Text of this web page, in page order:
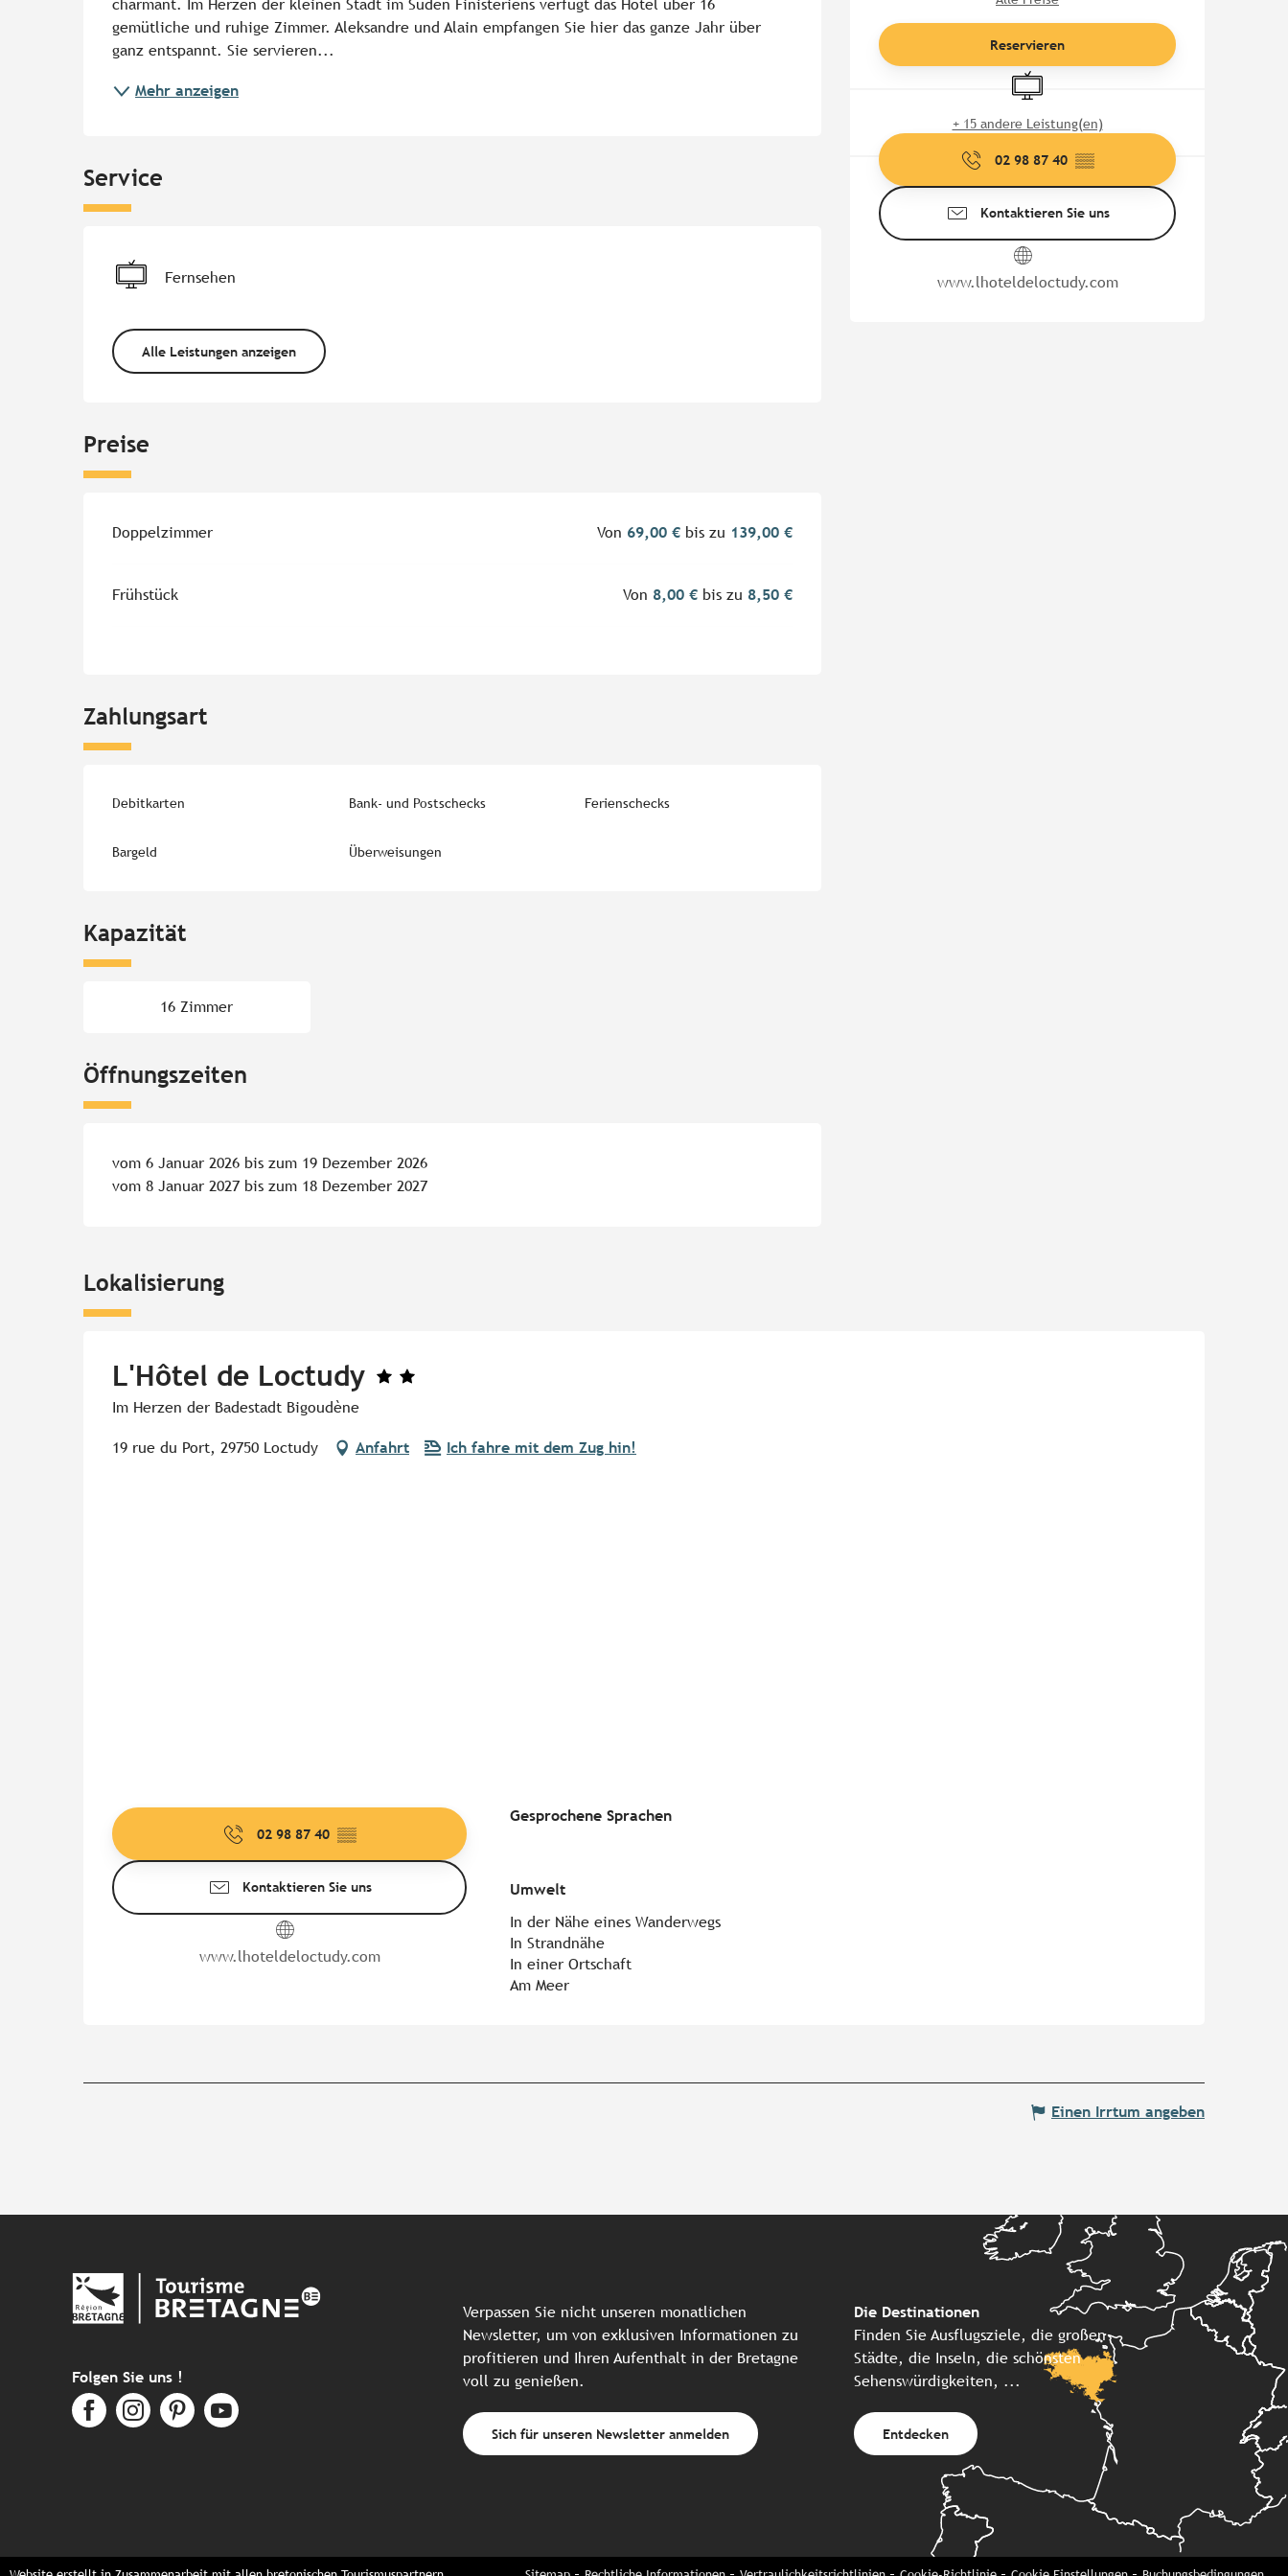
Reservieren
Fernsehen
+ 15 andere Leistung(en)
02 98 87 40 ▒▒
Kontaktieren Sie uns
www.lhoteldeloctudy.com
charmant. Im Herzen der kleinen Stadt im Süden Finistériens verfügt das Hotel über 16
gemütliche und ruhige Zimmer. Aleksandre und Alain empfangen Sie hier das ganze Jahr über
ganz entspannt. Sie servieren...
Mehr anzeigen
Service
Fernsehen
Alle Leistungen anzeigen
Preise
Preise 2026
Doppelzimmer Von 69,00 € bis zu 139,00 €
Frühstück Von 8,00 € bis zu 8,50 €
Zahlungsart
Debitkarten Bank- und Postschecks Ferienschecks
Bargeld Überweisungen
Kapazität
16 Zimmer
Öffnungszeiten
vom 6 Januar 2026 bis zum 19 Dezember 2026
vom 8 Januar 2027 bis zum 18 Dezember 2027
Lokalisierung
L'Hôtel de Loctudy
Im Herzen der Badestadt Bigoudène
19 rue du Port, 29750 Loctudy Anfahrt Ich fahre mit dem Zug hin!
02 98 87 40 ▒▒
Kontaktieren Sie uns
www.lhoteldeloctudy.com
Gesprochene Sprachen
Gesprochene Sprachen
Umwelt
Umwelt
In der Nähe eines Wanderwegs
In Strandnähe
In einer Ortschaft
Am Meer
Einen Irrtum angeben
Folgen Sie uns !
Verpassen Sie nicht unseren monatlichen
Newsletter, um von exklusiven Informationen zu
profitieren und Ihren Aufenthalt in der Bretagne
voll zu genießen.
Sich für unseren Newsletter anmelden
Die Destinationen
Finden Sie Ausflugsziele, die großen
Städte, die Inseln, die schönsten
Sehenswürdigkeiten, ...
Entdecken